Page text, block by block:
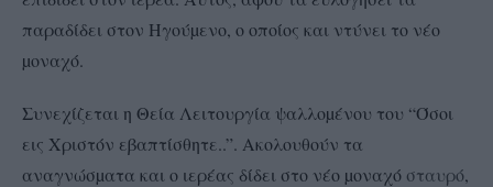
παραδίδει στον Ηγούµενο, ο οποίος και ντύνει το νέο
µοναχό.
Συνεχίζεται η Θεία Λειτουργία ψαλλοµένου του “Όσοι
εις Χριστόν εβαπτίσθητε..”. Ακολουθούν τα
αναγνώσµατα και ο ιερέας δίδει στο νέο µοναχό σταυρό,